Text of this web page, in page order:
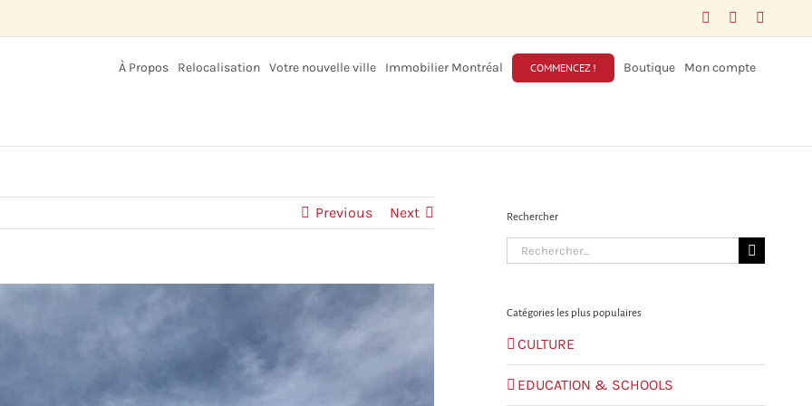
FacebookLinkedIn
À Propos Relocalisation Votre nouvelle ville Immobilier Montréal COMMENCEZ ! Boutique Mon compte
Previous Next Rechercher
Search
for:
Catégories les plus populaires
CULTURE
EDUCATION & SCHOOLS